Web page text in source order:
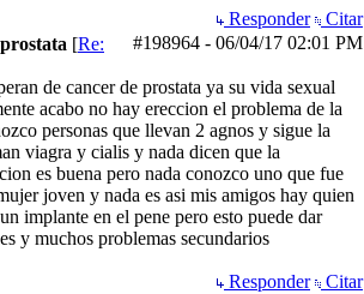
Responder
Citar
#198964 - 06/04/17 02:01 PM
[Re:
de cancer de prostata ya su vida sexual
acabo no hay ereccion el problema de la
personas que llevan 2 agnos y sigue la
viagra y cialis y nada dicen que la
es buena pero nada conozco uno que fue
joven y nada es asi mis amigos hay quien
implante en el pene pero esto puede dar
y muchos problemas secundarios
Responder
Citar